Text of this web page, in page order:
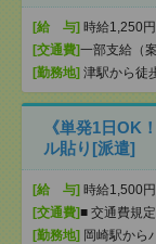
[給 与] 時給1,250
[交通費]一部支給（
[勤務地] 津駅から徒
《単発1日OK
ル貼り[派遣]
[給 与] 時給1,500
[交通費]■ 交通費規
[勤務地] 岡崎駅から